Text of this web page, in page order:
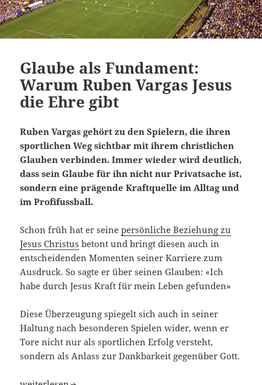
Glaube als Fundament:
Warum Ruben Vargas Jesus
die Ehre gibt
Ruben Vargas gehört zu den Spielern, die ihren
sportlichen Weg sichtbar mit ihrem christlichen
Glauben verbinden. Immer wieder wird deutlich,
dass sein Glaube für ihn nicht nur Privatsache ist,
sondern eine prägende Kraftquelle im Alltag und
im Profifussball.
Schon früh hat er seinepersönliche Beziehung zu
Jesus Christus betont und bringt diesen auch in
entscheidenden Momenten seiner Karriere zum
Ausdruck. So sagte er über seinen Glauben: «Ich
habe durch Jesus Kraft für mein Leben gefunden»
Diese Überzeugung spiegelt sich auch in seiner
Haltung nach besonderen Spielen wider, wenn er
Tore nicht nur als sportlichen Erfolg versteht,
sondern als Anlass zur Dankbarkeit gegenüber Gott.